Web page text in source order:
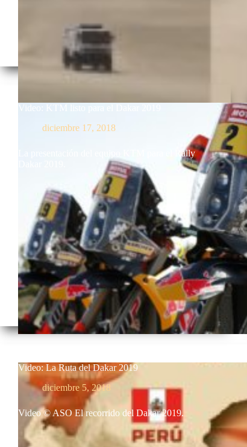
Video: KTM listo para el Dakar 2019
diciembre 17, 2018
La presentación del equipo KTM para el Rally
Video: La Ruta del Dakar 2019
diciembre 5, 2018
Video © ASO El recorrido del Dakar 2019.